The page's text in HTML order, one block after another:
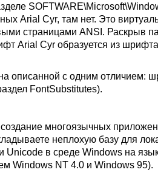
Arial Cyr, там нет. Это
страницами ANSI. Раскрыв
Arial Cyr образуется из
описанной с одним отличием:
FontSubstitutes).
многоязычных
неплохую базу для
в среде Windows на
Windows NT 4.0 и Windows 95).